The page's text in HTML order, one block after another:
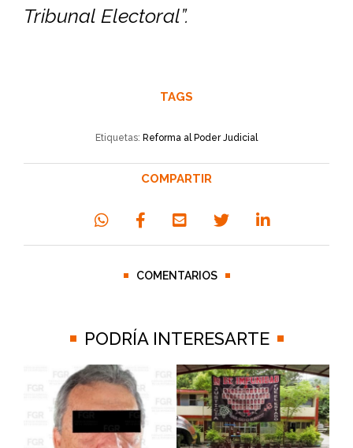
Tribunal Electoral”.
TAGS
Etiquetas: Reforma al Poder Judicial
COMPARTIR
COMENTARIOS
PODRÍA INTERESARTE